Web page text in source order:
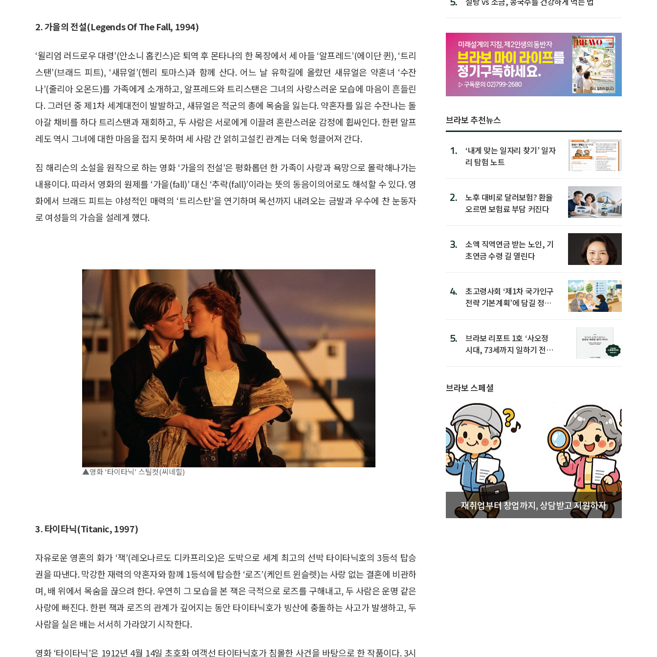
2. 가을의 전설(Legends Of The Fall, 1994)
‘윌리엄 러드로우 대령’(안소니 홉킨스)은 퇴역 후 몬타나의 한 목장에서 세 아들 ‘알프레드’(에이단 퀸), ‘트리
스탠’(브래드 피트), ‘새뮤얼’(헨리 토마스)과 함께 산다. 어느 날 유학길에 올랐던 새뮤얼은 약혼녀 ‘수잔
나’(줄리아 오몬드)를 가족에게 소개하고, 알프레드와 트리스탠은 그녀의 사랑스러운 모습에 마음이 흔들린
다. 그러던 중 제1차 세계대전이 발발하고, 새뮤얼은 적군의 총에 목숨을 잃는다. 약혼자를 잃은 수잔나는 돌
아갈 채비를 하다 트리스탠과 재회하고, 두 사람은 서로에게 이끌려 혼란스러운 감정에 휩싸인다. 한편 알프
레도 역시 그녀에 대한 마음을 접지 못하며 세 사람 간 얽히고설킨 관계는 더욱 헝클어져 간다.
짐 해리슨의 소설을 원작으로 하는 영화 ‘가을의 전설’은 평화롭던 한 가족이 사랑과 욕망으로 몰락해나가는
내용이다. 따라서 영화의 원제를 ‘가을(fall)’ 대신 ‘추락(fall)’이라는 뜻의 동음이의어로도 해석할 수 있다. 영
화에서 브래드 피트는 야성적인 매력의 ‘트리스탄’을 연기하며 목선까지 내려오는 금발과 우수에 찬 눈동자
로 여성들의 가슴을 설레게 했다.
▲영화 '타이타닉' 스틸컷(씨네힐)
3. 타이타닉(Titanic, 1997)
자유로운 영혼의 화가 ‘잭’(레오나르도 디카프리오)은 도박으로 세계 최고의 선박 타이타닉호의 3등석 탑승
권을 따낸다. 막강한 재력의 약혼자와 함께 1등석에 탑승한 ‘로즈’(케인트 윈슬렛)는 사랑 없는 결혼에 비관하
며, 배 위에서 목숨을 끊으려 한다. 우연히 그 모습을 본 잭은 극적으로 로즈를 구해내고, 두 사람은 운명 같은
사랑에 빠진다. 한편 잭과 로즈의 관계가 깊어지는 동안 타이타닉호가 빙산에 충돌하는 사고가 발생하고, 두
사람을 실은 배는 서서히 가라앉기 시작한다.
영화 ‘타이타닉’은 1912년 4월 14일 초호화 여객선 타이타닉호가 침몰한 사건을 바탕으로 한 작품이다. 3시
브라보 추천뉴스
1.
‘내게 맞는 일자리 찾기’ 일자
리 탐험 노트
2.
노후 대비로 달러보험? 환율
오르면 보험료 부담 커진다
3.
소액 직역연금 받는 노인, 기
초연금 수령 길 열린다
4.
초고령사회 ‘제1차 국가인구
전략 기본계획’에 담길 정책
5.
브라보 리포트 1호 ‘사오정
시대, 73세까지 일하기 전략’
브라보 스페셜
재취업부터 창업까지, 상담받고 지원하자